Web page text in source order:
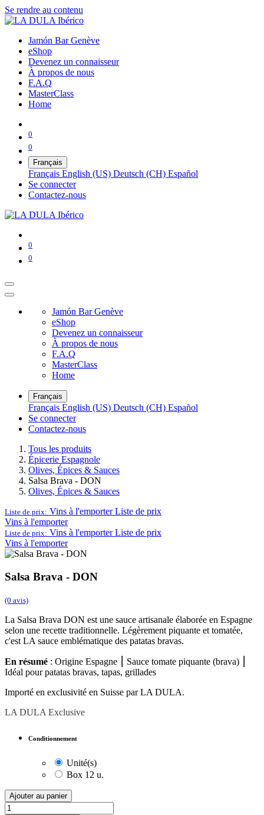
Se rendre au contenu
Jamón Bar Genève
eShop
Devenez un connaisseur
À propos de nous
F.A.Q
MasterClass
Home
0
0
Français
Français English (US) Deutsch (CH) Español
Se connecter
Contactez-nous
0
0
Jamón Bar Genève
eShop
Devenez un connaisseur
À propos de nous
F.A.Q
MasterClass
Home
Français
Français English (US) Deutsch (CH) Español
Se connecter
Contactez-nous
Tous les produits
Épicerie Espagnole
Olives, Épices & Sauces
Salsa Brava - DON
Olives, Épices & Sauces
Liste de prix: Vins à l'emporter Liste de prix
Vins à l'emporter
Liste de prix: Vins à l'emporter Liste de prix
Vins à l'emporter
Salsa Brava - DON
(0 avis)
La Salsa Brava DON est une sauce artisanale élaborée en Espagne
selon une recette traditionnelle. Légèrement piquante et tomatée,
c'est LA sauce emblématique des patatas bravas.
En résumé : Origine Espagne ⎮ Sauce tomate piquante (brava) ⎮
Idéal pour patatas bravas, tapas, grillades
Importé en exclusivité en Suisse par LA DULA.
LA DULA Exclusive
Conditionnement
Unité(s)
Box 12 u.
Ajouter au panier